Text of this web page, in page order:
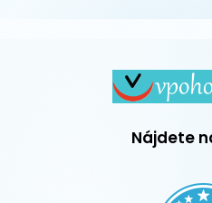
Nájdete